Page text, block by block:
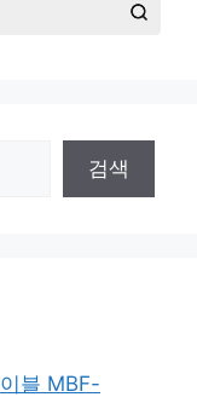
검색
블 MBF-